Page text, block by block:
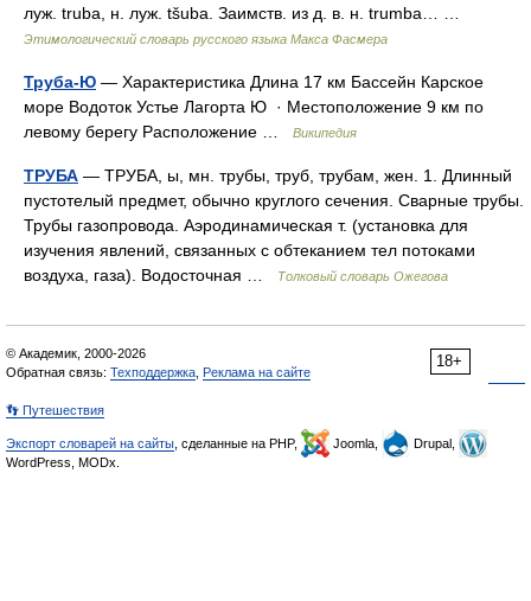
луж. truba, н. луж. tšuba. Заимств. из д. в. н. trumbа… …
Этимологический словарь русского языка Макса Фасмера
Труба-Ю — Характеристика Длина 17 км Бассейн Карское
море Водоток Устье Лагорта Ю · Местоположение 9 км по
левому берегу Расположение …
Википедия
ТРУБА — ТРУБА, ы, мн. трубы, труб, трубам, жен. 1. Длинный
пустотелый предмет, обычно круглого сечения. Сварные трубы.
Трубы газопровода. Аэродинамическая т. (установка для
изучения явлений, связанных с обтеканием тел потоками
воздуха, газа). Водосточная …
Толковый словарь Ожегова
18+
© Академик, 2000-2026
Обратная связь: Техподдержка Реклама на сайте
👣 Путешествия
Экспорт словарей на сайты , сделанные на PHP, Joomla,
Drupal,
WordPress, MODx.